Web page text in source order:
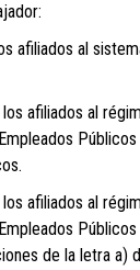
afiliados al
afiliados al
afiliados al
de la letra a)